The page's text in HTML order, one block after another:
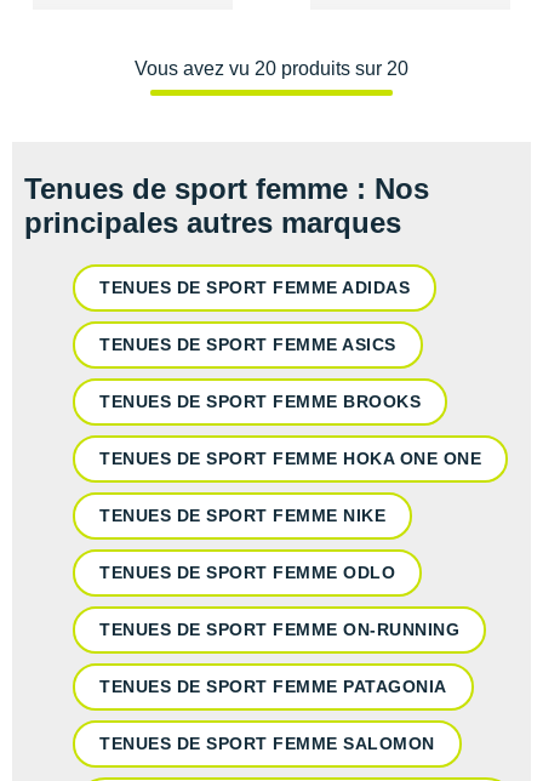
Vous avez vu 20 produits sur 20
Tenues de sport femme : Nos
principales autres marques
TENUES DE SPORT FEMME ADIDAS
TENUES DE SPORT FEMME ASICS
TENUES DE SPORT FEMME BROOKS
TENUES DE SPORT FEMME HOKA ONE ONE
TENUES DE SPORT FEMME NIKE
TENUES DE SPORT FEMME ODLO
TENUES DE SPORT FEMME ON-RUNNING
TENUES DE SPORT FEMME PATAGONIA
TENUES DE SPORT FEMME SALOMON